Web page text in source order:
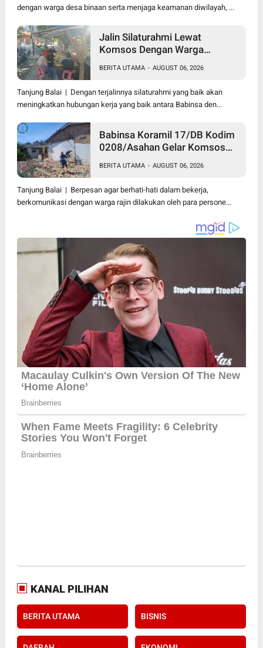
dengan warga desa binaan serta menjaga keamanan diwilayah, ...
Jalin Silaturahmi Lewat
Komsos Dengan Warga
09/TB Kodim 0208/Asahan
BERITA UTAMA - AUGUST 06, 2026
Tanjung Balai | Dengan terjalinnya silaturahmi yang baik akan
meningkatkan hubungan kerja yang baik antara Babinsa den...
Babinsa Koramil 17/DB Kodim
0208/Asahan Gelar Komsos
Bangunan
BERITA UTAMA - AUGUST 06, 2026
Tanjung Balai | Berpesan agar berhati-hati dalam bekerja,
berkomunikasi dengan warga rajin dilakukan oleh para persone...
KANAL PILIHAN
BERITA UTAMA BISNIS